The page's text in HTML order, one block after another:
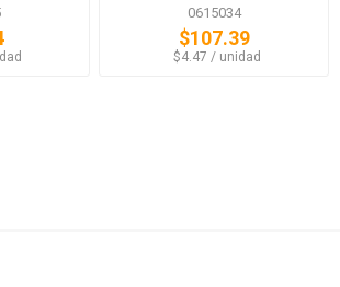
0615034
$107.39
‏‏‎ ‎‏‏‎ ‎$4.47 / unidad